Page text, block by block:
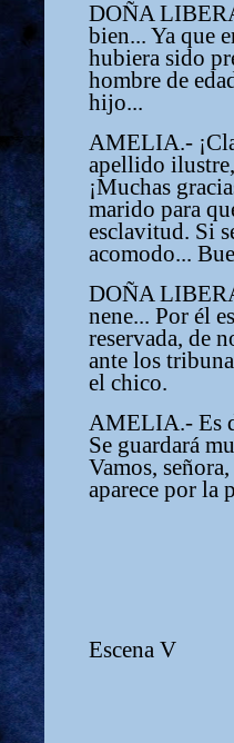
DOÑA
bien... Ya que
hubiera sido
hombre de
hijo...
AMELIA.-
apellido ilustre,
¡Muchas
marido para
esclavitud. Si
acomodo...
DOÑA
nene... Por él
reservada, de
ante los
el chico.
AMELIA.- Es
Se guardará
Vamos,
aparece por la
Escena V